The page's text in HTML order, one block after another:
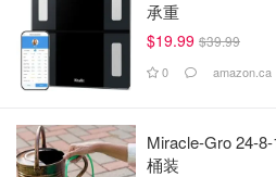
承重
$19.99 $39.99
0 amazon.ca
Miracle-Gro 24-
桶装